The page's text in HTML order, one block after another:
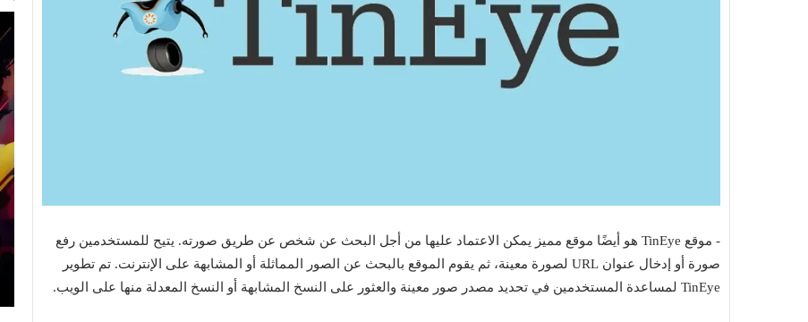
- موقع TinEye هو أيضًا موقع مميز يمكن الاعتماد عليها من أجل البحث عن شخص عن طريق صورته. يتيح للمستخدمين رفع
صورة أو إدخال عنوان URL لصورة معينة، ثم يقوم الموقع بالبحث عن الصور المماثلة أو المشابهة على الإنترنت. تم تطوير
TinEye لمساعدة المستخدمين في تحديد مصدر صور معينة والعثور على النسخ المشابهة أو النسخ المعدلة منها على الويب.
Top 10
Muhammad Elmasry
أفضل 10 نماذج ذكاء اصطناعي مجانية مفتوحة
المصدر 2026: الدليل الشامل
Top 10
Muhammad Elmasry
أفضل 10 مواقع لتحميل البرامج الكاملة مجانا
للكمبيوتر